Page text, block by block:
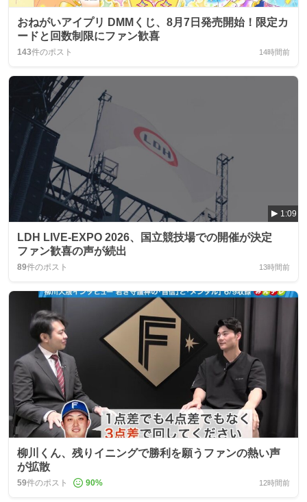
おねがいアイプリ DMMくじ、8月7日発売開始！限定カ
ードと回数制限にファン歓喜
143件のポスト 14時間前
1:09
LDH LIVE-EXPO 2026、国立競技場での開催が決定
ファン歓喜の声が続出
89件のポスト 13時間前
柳川くん、残りイニングで勝利を願うファンの熱い声
が拡散
59件のポスト 90% 12時間前